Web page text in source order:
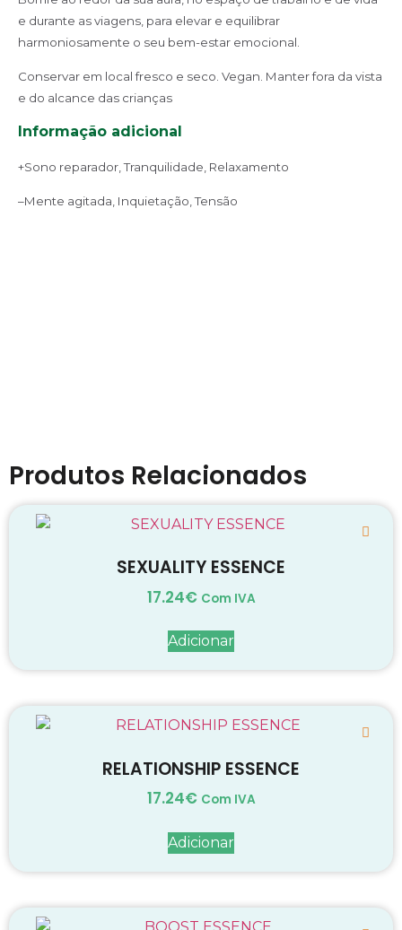
e durante as viagens, para elevar e equilibrar
harmoniosamente o seu bem-estar emocional.
Conservar em local fresco e seco. Vegan. Manter fora da vista
e do alcance das crianças
Informação adicional
+Sono reparador,Tranquilidade, Relaxamento
–Mente agitada, Inquietação,Tensão
Produtos Relacionados
SEXUALITY ESSENCE
17.24€ Com IVA
Adicionar
RELATIONSHIP ESSENCE
17.24€ Com IVA
Adicionar